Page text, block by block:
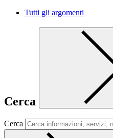
Tutti gli argomenti
Cerca
Cerca